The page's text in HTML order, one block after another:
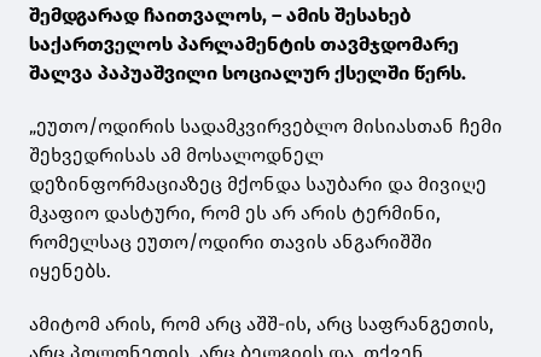
შემდგარად ჩაითვალოს, – ამის შესახებ
საქართველოს პარლამენტის თავმჯდომარე
შალვა პაპუაშვილი სოციალურ ქსელში წერს.
„ეუთო/ოდირის სადამკვირვებლო მისიასთან ჩემი
შეხვედრისას ამ მოსალოდნელ
დეზინფორმაციაზეც მქონდა საუბარი და მივიღე
მკაფიო დასტური, რომ ეს არ არის ტერმინი,
რომელსაც ეუთო/ოდირი თავის ანგარიშში
იყენებს.
ამიტომ არის, რომ არც აშშ-ის, არც საფრანგეთის,